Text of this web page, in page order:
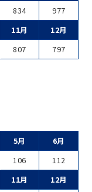
834
977
11月
12月
807 797
5月
6月
106
112
11月
12月